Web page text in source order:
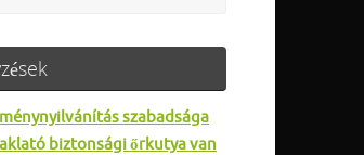
szabadsága
biztonsági őrkutya van